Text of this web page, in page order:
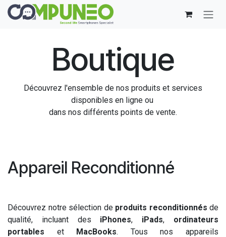
Se rendre au contenu
Boutique
Découvrez l'ensemble de nos produits et services
disponibles en ligne ou
dans nos différents points de vente.
Appareil Reconditionné
Découvrez notre sélection de produits reconditionnés de
qualité, incluant des iPhones, iPads, ordinateurs
portables et MacBooks. Tous nos appareils